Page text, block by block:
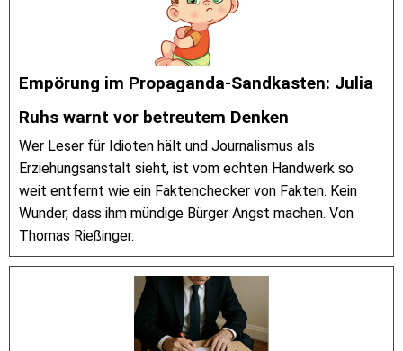
Empörung im Propaganda-Sandkasten: Julia
Ruhs warnt vor betreutem Denken
Wer Leser für Idioten hält und Journalismus als
Erziehungsanstalt sieht, ist vom echten Handwerk so
weit entfernt wie ein Faktenchecker von Fakten. Kein
Wunder, dass ihm mündige Bürger Angst machen. Von
Thomas Rießinger.